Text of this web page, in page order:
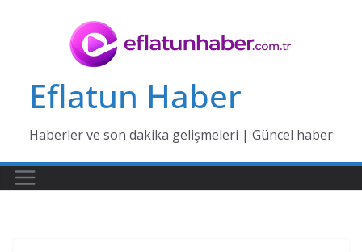
Eflatun Haber
Haberler ve son dakika gelişmeleri | Güncel haber